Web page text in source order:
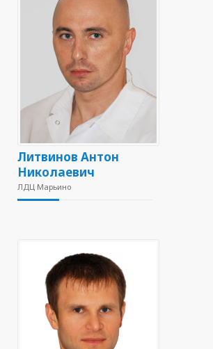
Литвинов Антон
Николаевич
ЛДЦ Марьино